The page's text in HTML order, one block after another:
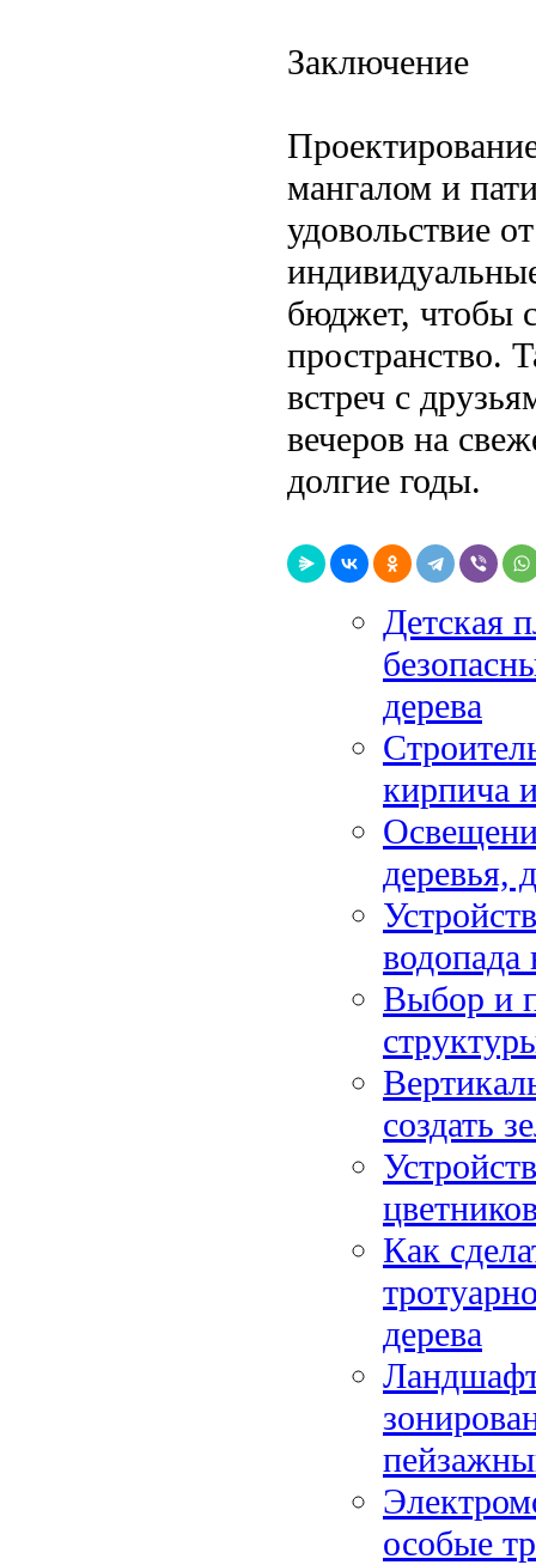
Заключение
мангалом и
удовольствие
бюджет, чтобы
пространство.
встреч с
вечеров на
долгие годы.
Детская
дерева
кирпича
деревья,
водопада
Выбор и
создать
Как
дерева
особые